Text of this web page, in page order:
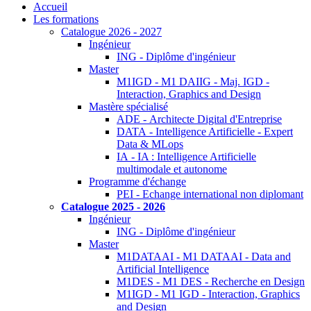
Accueil
Les formations
Catalogue 2026 - 2027
Ingénieur
ING - Diplôme d'ingénieur
Master
M1IGD - M1 DAIIG - Maj. IGD -
Interaction, Graphics and Design
Mastère spécialisé
ADE - Architecte Digital d'Entreprise
DATA - Intelligence Artificielle - Expert
Data & MLops
IA - IA : Intelligence Artificielle
multimodale et autonome
Programme d'échange
PEI - Echange international non diplomant
Catalogue 2025 - 2026
Ingénieur
ING - Diplôme d'ingénieur
Master
M1DATAAI - M1 DATAAI - Data and
Artificial Intelligence
M1DES - M1 DES - Recherche en Design
M1IGD - M1 IGD - Interaction, Graphics
and Design